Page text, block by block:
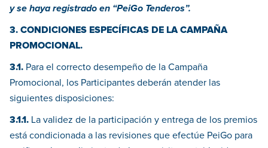
y se haya registrado en “PeiGo Tenderos”.
3. CONDICIONES ESPECÍFICAS DE LA CAMPAÑA
PROMOCIONAL.
3.1. Para el correcto desempeño de la Campaña
Promocional, los Participantes deberán atender las
siguientes disposiciones:
3.1.1. La validez de la participación y entrega de los premios
está condicionada a las revisiones que efectúe PeiGo para